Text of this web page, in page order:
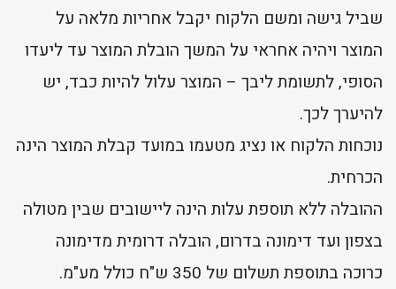
שביל גישה ומשם הלקוח יקבל אחריות מלאה על
המוצר ויהיה אחראי על המשך הובלת המוצר עד ליעדו
הסופי, לתשומת ליבך – המוצר עלול להיות כבד, יש
להיערך לכך.
נוכחות הלקוח או נציג מטעמו במועד קבלת המוצר הינה
הכרחית.
ההובלה ללא תוספת עלות הינה ליישובים שבין מטולה
בצפון ועד דימונה בדרום, הובלה דרומית מדימונה
כרוכה בתוספת תשלום של 350 ש"ח כולל מע"מ.